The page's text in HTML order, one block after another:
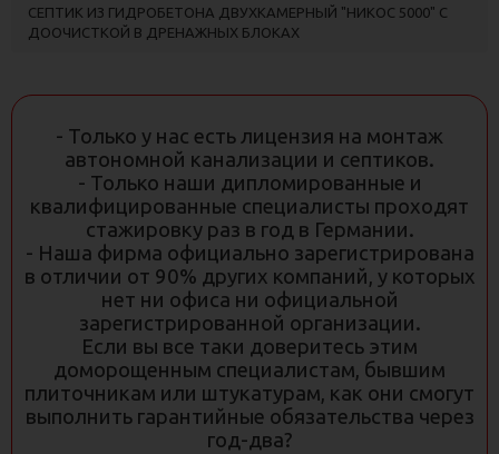
ДРЕНАЖ УЧАСТКА
КЕССОН-ПОГРЕБ ДЛЯ СКВАЖИН НА ВОДУ
ЕМКОСТИ ДЛЯ ВЫГРЕБНЫХ ЯМ
СЕПАРАТОР ЖИРА ПРОМЫШЛЕННЫЙ
КАНАЛИЗАЦИОННЫЕ НАСОСНЫЕ СТАНЦИИ
ПОДЗЕМНЫЕ ЕМКОСТИ
ПОЖАРНЫЕ РЕЗЕРВУАРЫ (ЕМКОСТИ)
БАССЕЙН-КУПЕЛЬ
ОШИБКИ ДОПУЩЕННЫЕ ПРИ УСТАНОВКЕ
ПЛАСТИКОВЫХ СЕПТИКОВ
СЕПТИК ИЗ ГИДРОБЕТОНА ДВУХКАМЕРНЫЙ "НИКОС 5000" С
ДООЧИСТКОЙ В ДРЕНАЖНЫХ БЛОКАХ
- Только у нас есть лицензия на монтаж
автономной канализации и септиков.
- Только наши дипломированные и
квалифицированные специалисты проходят
стажировку раз в год в Германии.
- Наша фирма официально зарегистрирована
в отличии от 90% других компаний, у которых
нет ни офиса ни официальной
зарегистрированной организации.
Если вы все таки доверитесь этим
доморощенным специалистам, бывшим
плиточникам или штукатурам, как они смогут
выполнить гарантийные обязательства через
год-два?